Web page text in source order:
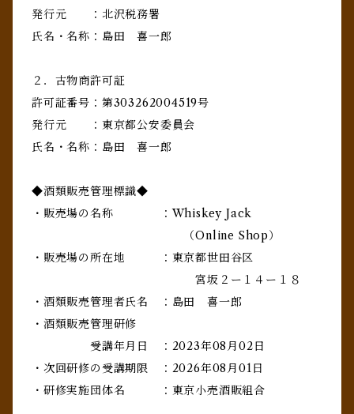
発行元 ：北沢税務署
氏名・名称：島田 喜一郎
２．古物商許可証
許可証番号：第303262004519号
発行元 ：東京都公安委員会
氏名・名称：島田 喜一郎
◆酒類販売管理標識◆
・販売場の名称 ：Whiskey Jack
（Online Shop）
・販売場の所在地 ：東京都世田谷区
宮坂２ー１４ー１８
・酒類販売管理者氏名 ：島田 喜一郎
・酒類販売管理研修
受講年月日 ：2023年08月02日
・次回研修の受講期限 ：2026年08月01日
・研修実施団体名 ：東京小売酒販組合